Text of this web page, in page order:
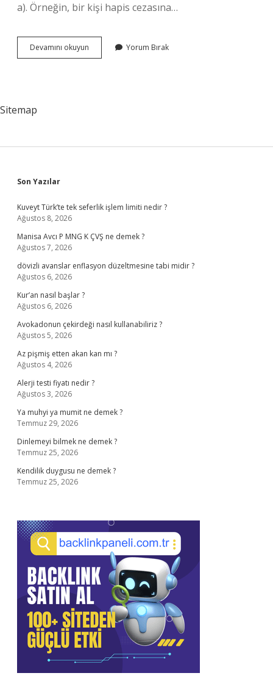
a). Örneğin, bir kişi hapis cezasına…
Devamını okuyun
Ceza
Yatar
Yorum Bırak
Sitemap
Sidebar
Son Yazılar
Kuveyt Türk’te tek seferlik işlem limiti nedir ?
Ağustos 8, 2026
Manisa Avcı P MNG K ÇVŞ ne demek ?
Ağustos 7, 2026
dövizli avanslar enflasyon düzeltmesine tabi midir ?
Ağustos 6, 2026
Kur’an nasıl başlar ?
Ağustos 6, 2026
Avokadonun çekirdeği nasıl kullanabiliriz ?
Ağustos 5, 2026
Az pişmiş etten akan kan mı ?
Ağustos 4, 2026
Alerji testi fiyatı nedir ?
Ağustos 3, 2026
Ya muhyi ya mumit ne demek ?
Temmuz 29, 2026
Dinlemeyi bilmek ne demek ?
Temmuz 25, 2026
Kendilik duygusu ne demek ?
Temmuz 25, 2026